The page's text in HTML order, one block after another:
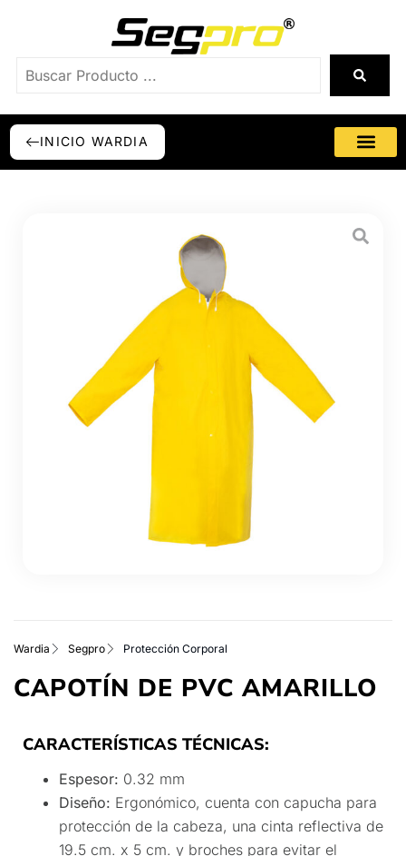
INICIO WARDIA
Wardia Segpro Protección Corporal
CAPOTÍN DE PVC AMARILLO
CARACTERÍSTICAS TÉCNICAS:
Espesor: 0.32 mm
Diseño: Ergonómico, cuenta con capucha para
protección de la cabeza, una cinta reflectiva de
19.5 cm. x 5 cm. y broches para evitar el